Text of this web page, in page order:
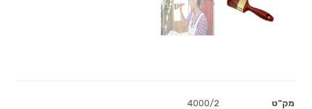
מק"ט
4000/2